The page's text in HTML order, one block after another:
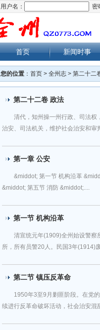
用户名： 密
首页 新闻时事
您的位置 ： 首页 > 全州志 > 第二十二
第二十二卷 政法
清代，知州操一州行政、司法权
治安、司法机关，维护社会治安和审
第一章 公安
&middot; 第一节 机构沿革
&middot; 第五节 消防 &middot;....
第一节 机构沿革
清宣统元年(1909)全州始设警察
所，所有员警20人。民国3年(1914)
第二节 镇压反革命
1950年3至9月剿匪阶段。在党
续进行反革命破坏活动，社会治安混